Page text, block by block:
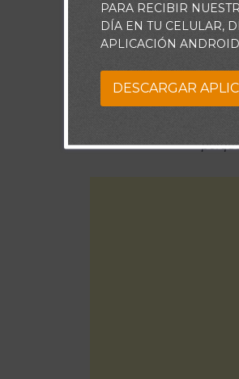
No les tengas
Señor, Te pido que me
cuando sucedan cosas
PARA RECIBIR
DÍA EN TU CELULAR,
APLICACIÓN
DESCARGAR